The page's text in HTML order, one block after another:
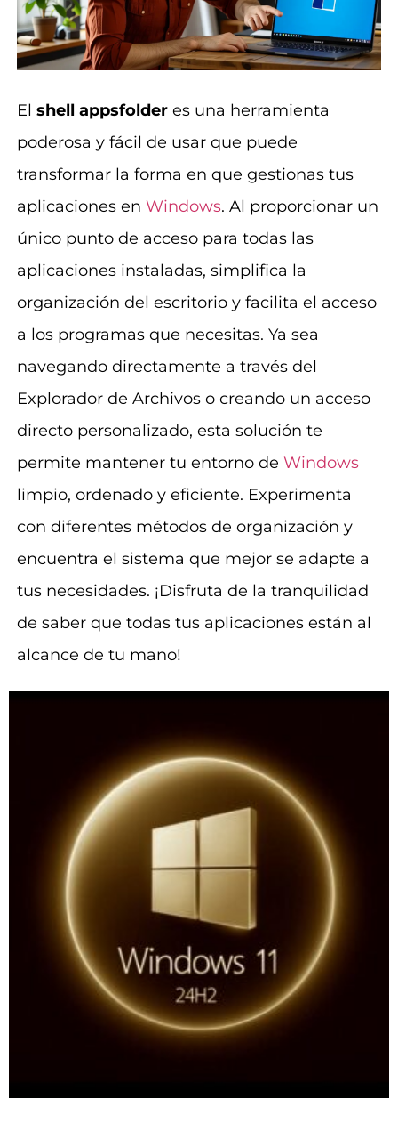
El shell appsfolderes una herramienta
poderosa y fácil de usar que puede
transformar la forma en que gestionas tus
aplicaciones en Windows. Al proporcionar un
único punto de acceso para todas las
aplicaciones instaladas, simplifica la
organización del escritorio y facilita el acceso
a los programas que necesitas. Ya sea
navegando directamente a través del
Explorador de Archivos o creando un acceso
directo personalizado, esta solución te
permite mantener tu entorno de Windows
limpio, ordenado y eficiente. Experimenta
con diferentes métodos de organización y
encuentra el sistema que mejor se adapte a
tus necesidades. ¡Disfruta de la tranquilidad
de saber que todas tus aplicaciones están al
alcance de tu mano!